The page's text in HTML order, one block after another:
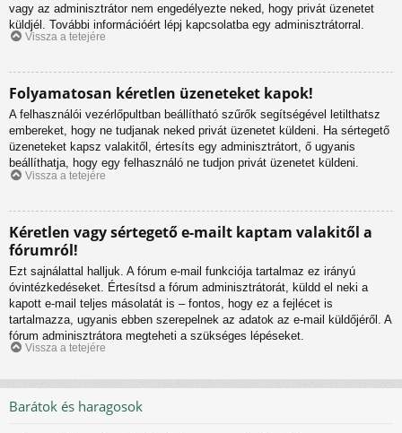
vagy az adminisztrátor nem engedélyezte neked, hogy privát üzenetet
küldjél. További információért lépj kapcsolatba egy adminisztrátorral.
Vissza a tetejére
Folyamatosan kéretlen üzeneteket kapok!
A felhasználói vezérlőpultban beállítható szűrők segítségével letilthatsz
embereket, hogy ne tudjanak neked privát üzenetet küldeni. Ha sértegető
üzeneteket kapsz valakitől, értesíts egy adminisztrátort, ő ugyanis
beállíthatja, hogy egy felhasználó ne tudjon privát üzenetet küldeni.
Vissza a tetejére
Kéretlen vagy sértegető e-mailt kaptam valakitől a
fórumról!
Ezt sajnálattal halljuk. A fórum e-mail funkciója tartalmaz ez irányú
óvintézkedéseket. Értesítsd a fórum adminisztrátorát, küldd el neki a
kapott e-mail teljes másolatát is – fontos, hogy ez a fejlécet is
tartalmazza, ugyanis ebben szerepelnek az adatok az e-mail küldőjéről. A
fórum adminisztrátora megteheti a szükséges lépéseket.
Vissza a tetejére
Barátok és haragosok